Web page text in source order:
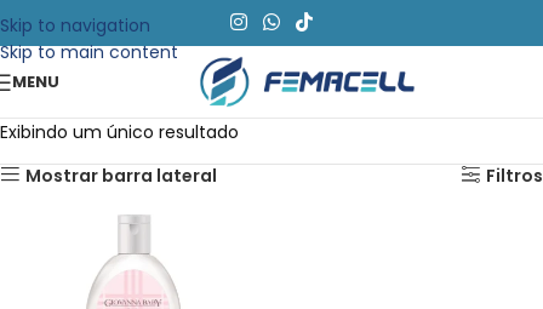
Skip to navigation
Skip to main content
MENU
Exibindo um único resultado
Mostrar barra lateral
Filtros